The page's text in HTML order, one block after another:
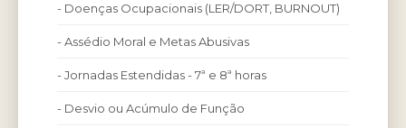
- Doenças Ocupacionais (LER/DORT, BURNOUT)
- Assédio Moral e Metas Abusivas
- Jornadas Estendidas - 7ª e 8ª horas
- Desvio ou Acúmulo de Função